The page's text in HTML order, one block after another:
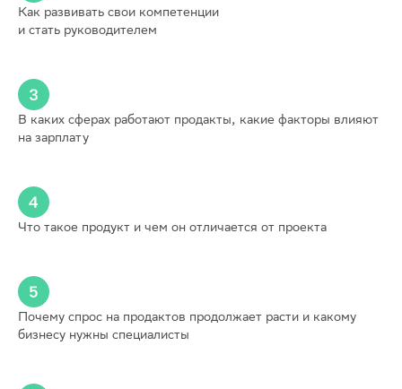
Как развивать свои компетенции
и стать руководителем
В каких сферах работают продакты, какие факторы влияют
на зарплату
Что такое продукт и чем он отличается от проекта
Почему спрос на продактов продолжает расти и какому
бизнесу нужны специалисты